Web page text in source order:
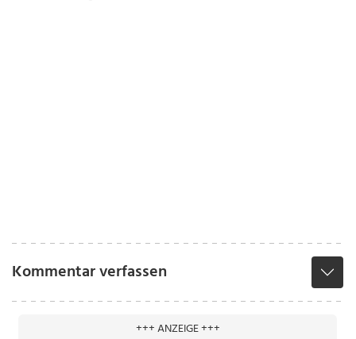
Kommentar verfassen
+++ ANZEIGE +++